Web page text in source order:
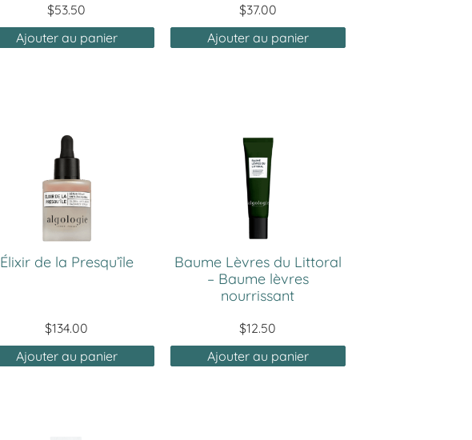
$53.50
Ajouter au panier
$37.00
Ajouter au panier
Élixir de la Presqu’île
$134.00
Ajouter au panier
Baume Lèvres du Littoral
– Baume lèvres
nourrissant
$12.50
Ajouter au panier